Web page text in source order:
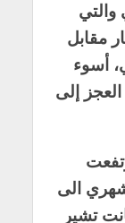
والتي
إلى 6.14 مليار مقابل
أسوء
إلى
الى
تشير